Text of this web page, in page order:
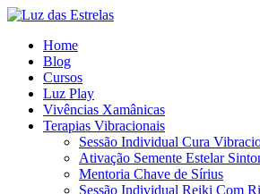
Ir
conteúdo
Home
Blog
Cursos
Luz Play
Vivências Xamânicas
Terapias Vibracionais
Sessão Individual Cura
Ativação Semente Estelar
Mentoria Chave de Sírius
Sessão Individual Reiki Com